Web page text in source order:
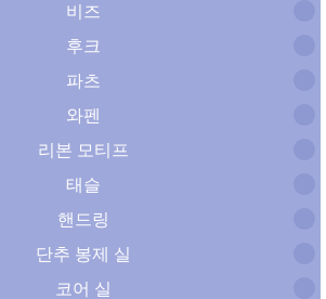
비즈
후크
파츠
와펜
리본 모티프
태슬
핸드링
단추 봉제 실
코어 실